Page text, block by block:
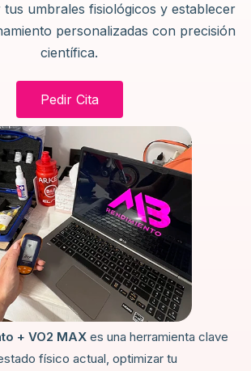
tus umbrales fisiológicos y establecer
personalizadas con precisión
científica.
Pedir Cita
+ VO2 MAXes una herramienta clave
físico actual, optimizar tu